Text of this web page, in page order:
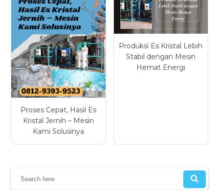
Proses Cepat, Hasil Es
Kristal Jernih – Mesin
Kami Solusinya
Produksi Es Kristal Lebih
Stabil dengan Mesin
Hemat Energi